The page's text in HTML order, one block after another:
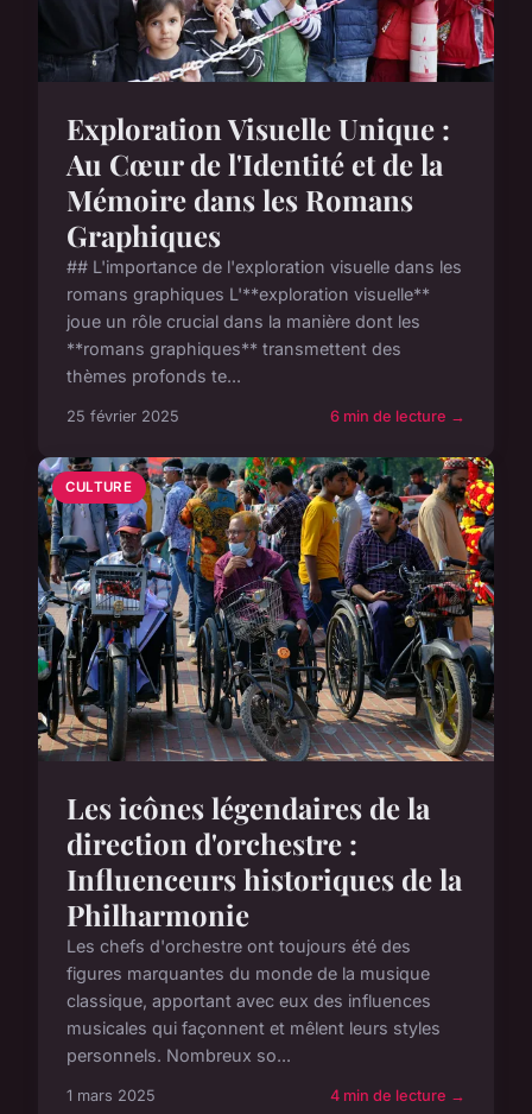
Exploration Visuelle Unique :
Au Cœur de l'Identité et de la
Mémoire dans les Romans
Graphiques
## L'importance de l'exploration visuelle dans les
romans graphiques L'**exploration visuelle**
joue un rôle crucial dans la manière dont les
**romans graphiques** transmettent des
thèmes profonds te...
25 février 2025 6 min de lecture →
CULTURE
Les icônes légendaires de la
direction d'orchestre :
Influenceurs historiques de la
Philharmonie
Les chefs d'orchestre ont toujours été des
figures marquantes du monde de la musique
classique, apportant avec eux des influences
musicales qui façonnent et mêlent leurs styles
personnels. Nombreux so...
1 mars 2025 4 min de lecture →